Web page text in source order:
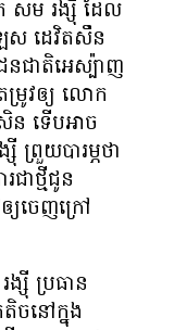
សម រង្ស៊ី ដែល​
ស ដេវិតសឹន
ជាតិ​អេស្ប៉ាញ
ម្រូវ​ឲ្យ លោក
ន ទើប​អាច​
ព្រួយ​បារម្ភ​ថា
ជា​ថ្មី​ជូន
ចេញ​ក្រៅ​
ស៊ី ប្រធាន​
ច​នៅ​ក្នុង​